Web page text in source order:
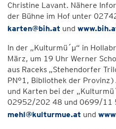
Christine Lavant. Nähere
der Bühne im Hof unter
karten@bih.at und
In der „Kulturmü´µ“ in
März, um 19 Uhr Werner
aus Raceks „Stehendorfer
PN°1, Bibliothek der
und Karten bei der
02952/202 48 und 0699/11
mehl@kulturmue.at und